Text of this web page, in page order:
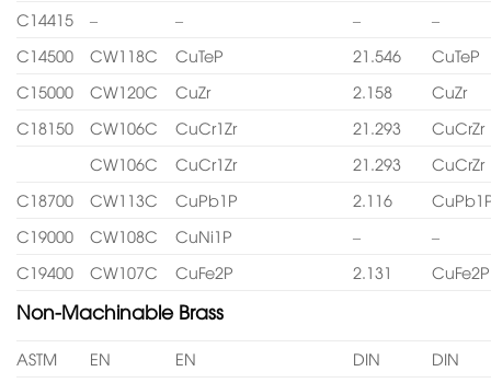
C14415 – – –
–
C14500
CW118C CuTeP 21.546
CuTeP
C15000
CW120C CuZr 2.158
CuZr
C18150
CW106C CuCr1Zr 21.293
CuCrZr
CW106C
CuCr1Zr 21.293
CuCrZr
C18700
CW113C CuPb1P 2.116
C19000
CW108C CuNi1P –
–
C19400
CW107C CuFe2P 2.131 CuFe2P
Non-Machinable Brass
ASTM EN EN DIN
DIN